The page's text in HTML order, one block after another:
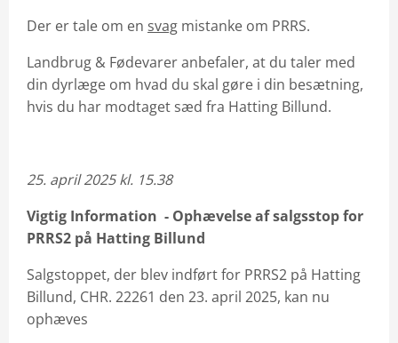
Der er tale om en svag mistanke om PRRS.
Landbrug & Fødevarer anbefaler, at du taler med
din dyrlæge om hvad du skal gøre i din besætning,
hvis du har modtaget sæd fra Hatting Billund.
25. april 2025 kl. 15.38
Vigtig Information - Ophævelse afsalgsstop for
PRRS2 på Hatting Billund
Salgstoppet, der blev indført for PRRS2 på Hatting
Billund, CHR. 22261 den 23. april 2025, kan nu
ophæves